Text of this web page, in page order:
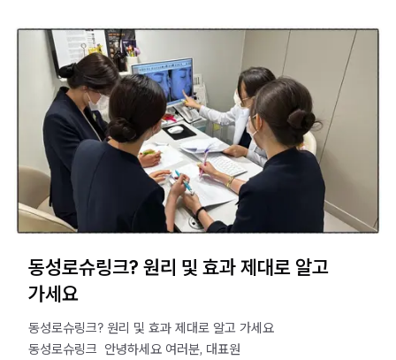
동성로슈링크? 원리 및 효과 제대로 알고
가세요
동성로슈링크? 원리 및 효과 제대로 알고 가세요
동성로슈링크 ​ 안녕하세요 여러분, 대표원